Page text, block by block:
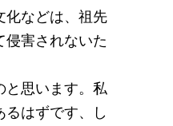
化などは、祖先
侵害されないた
と思います。私
はずです、し